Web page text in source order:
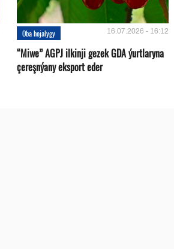
Oba hojalygy 16.07.2026 - 16:12
“Miwe” AGPJ ilkinji gezek GDA ýurtlaryna
çereşnýany eksport eder